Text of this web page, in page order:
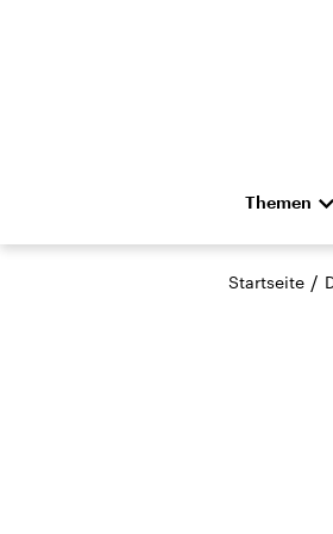
Themen
Die
Hörspiel
Startseite /